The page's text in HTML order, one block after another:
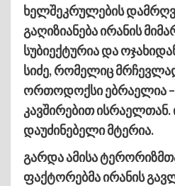
ხელშეკრულების
გაღიზიანება ირანის
სუბიექტურია და
სიძე, რომელიც
ორთოდოქსი ებრაელია
კავშირებით ისრაელთან.
დაუძინებელი მტერია.
გარდა ამისა
ფაქტორებმა ირანის